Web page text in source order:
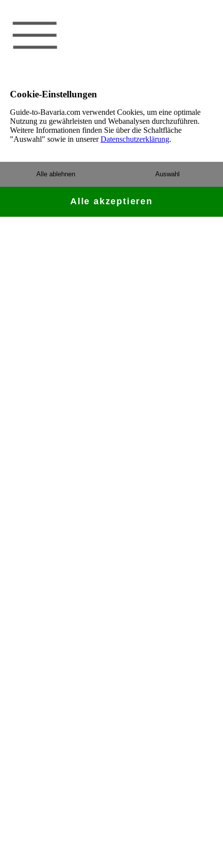
Cookie-Einstellungen
Guide-to-Bavaria.com verwendet Cookies, um eine optimale
Nutzung zu gewährleisten und Webanalysen durchzuführen.
Weitere Informationen finden Sie über die Schaltfläche
"Auswahl" sowie in unsererDatenschutzerklärung.
Auswahl
Alle ablehnen
Alle akzeptieren